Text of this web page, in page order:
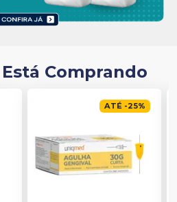
Comprando
ATÉ -25%